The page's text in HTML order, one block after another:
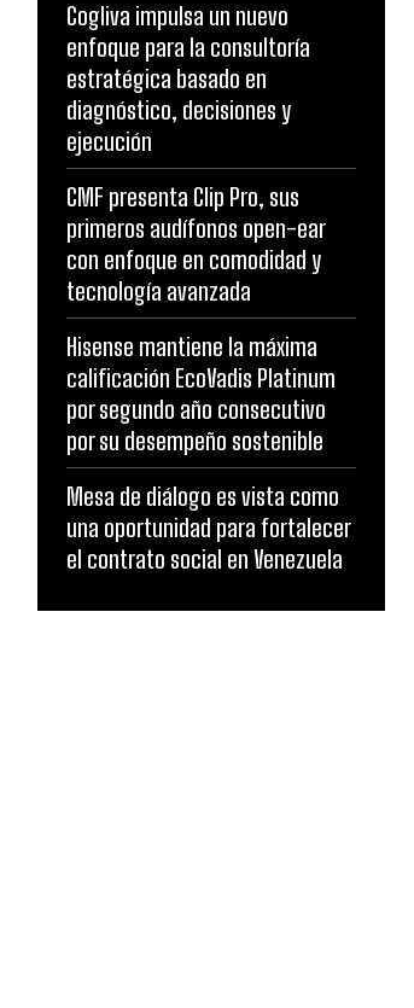
Cogliva impulsa un nuevo
enfoque para la consultoría
estratégica basado en
diagnóstico, decisiones y
ejecución
CMF presenta Clip Pro, sus
primeros audífonos open-ear
con enfoque en comodidad y
tecnología avanzada
Hisense mantiene la máxima
calificación EcoVadis Platinum
por segundo año consecutivo
por su desempeño sostenible
Mesa de diálogo es vista como
una oportunidad para fortalecer
el contrato social en Venezuela